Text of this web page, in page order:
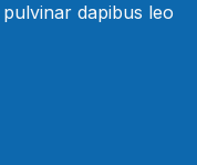
dapibus leo.​